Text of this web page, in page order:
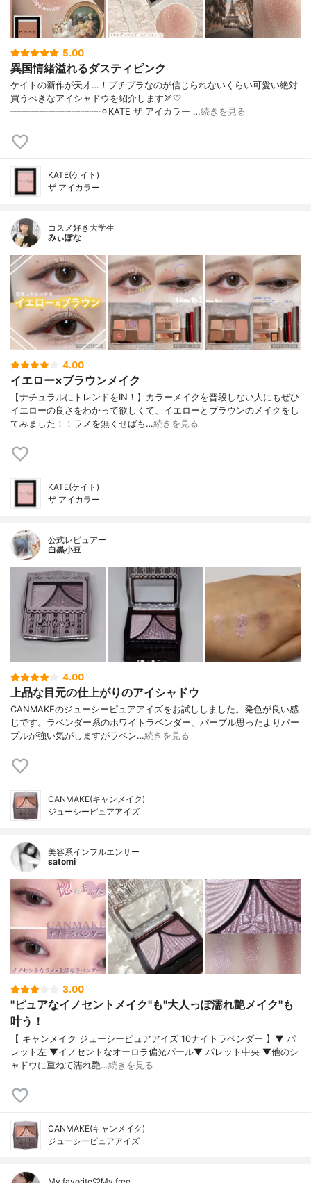
5.00
異国情緒溢れるダスティピンク
ケイトの新作が天才…！プチプラなのが信じられないくらい可愛い絶対
買うべきなアイシャドウを紹介します🏹🤍
┈┈┈┈┈┈┈┈┈┈⚪︎KATE ザ アイカラー …続きを見る
KATE(ケイト)
ザ アイカラー
コスメ好き大学生
みぃぽな
4.00
イエロー×ブラウンメイク
【ナチュラルにトレンドをIN！】カラーメイクを普段しない人にもぜひ
イエローの良さをわかって欲しくて、イエローとブラウンのメイクをし
てみました！！ラメを無くせばも…続きを見る
KATE(ケイト)
ザ アイカラー
公式レビュアー
白黒小豆
4.00
上品な目元の仕上がりのアイシャドウ
CANMAKEのジューシーピュアアイズをお試ししました。発色が良い感
じです。ラベンダー系のホワイトラベンダー、パープル思ったよりパー
プルが強い気がしますがラベン…続きを見る
CANMAKE(キャンメイク)
ジューシーピュアアイズ
美容系インフルエンサー
satomi
3.00
"ピュアなイノセントメイク"も"大人っぽ濡れ艶メイク"も
叶う！
【 キャンメイク ジューシーピュアアイズ 10ナイトラベンダー 】▼ パ
レット左 ▼イノセントなオーロラ偏光パール▼ パレット中央 ▼他のシ
ャドウに重ねて濡れ艶…続きを見る
CANMAKE(キャンメイク)
ジューシーピュアアイズ